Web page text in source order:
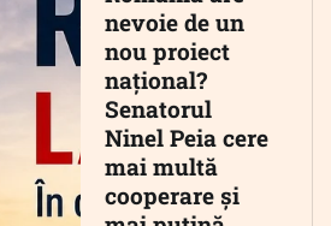
nevoie de un
nou proiect
național?
Senatorul
Ninel Peia cere
mai multă
cooperare și